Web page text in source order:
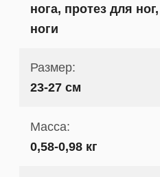
нога, протез для
ноги
Размер:
23-27 см
Масса:
0,58-0,98 кг